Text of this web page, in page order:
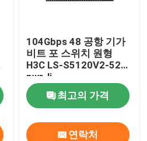
104Gbps 48 공항 기가
비트 포 스위치 원형
H3C LS-S5120V2-52P-
pwr-li
최고의 가격
연락처